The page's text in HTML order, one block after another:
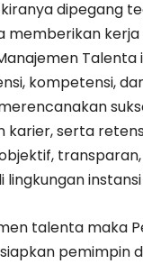
dipegang
memberikan
Talenta
kompetensi,
karier, serta
lingkungan
talenta maka
pemimpin